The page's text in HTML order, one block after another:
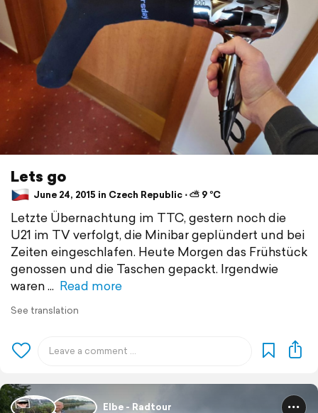
Lets go
June 24, 2015 in Czech Republic ⋅ ⛅ 9 °C
Letzte Übernachtung im TTC, gestern noch die
U21 im TV verfolgt, die Minibar geplündert und bei
Zeiten eingeschlafen. Heute Morgen das Frühstück
genossen und die Taschen gepackt. Irgendwie
waren
Read more
See translation
Elbe - Radtour